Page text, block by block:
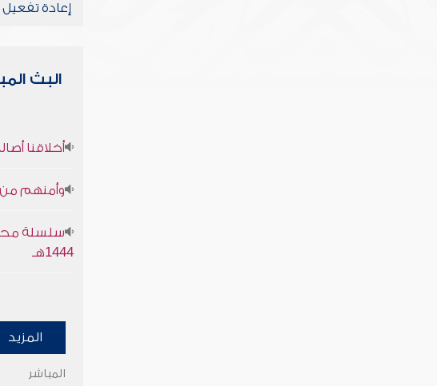
إعادة
البث
أخلاقنا
وأمنهم
سلسلة
1444هـ
المزيد
المباشر